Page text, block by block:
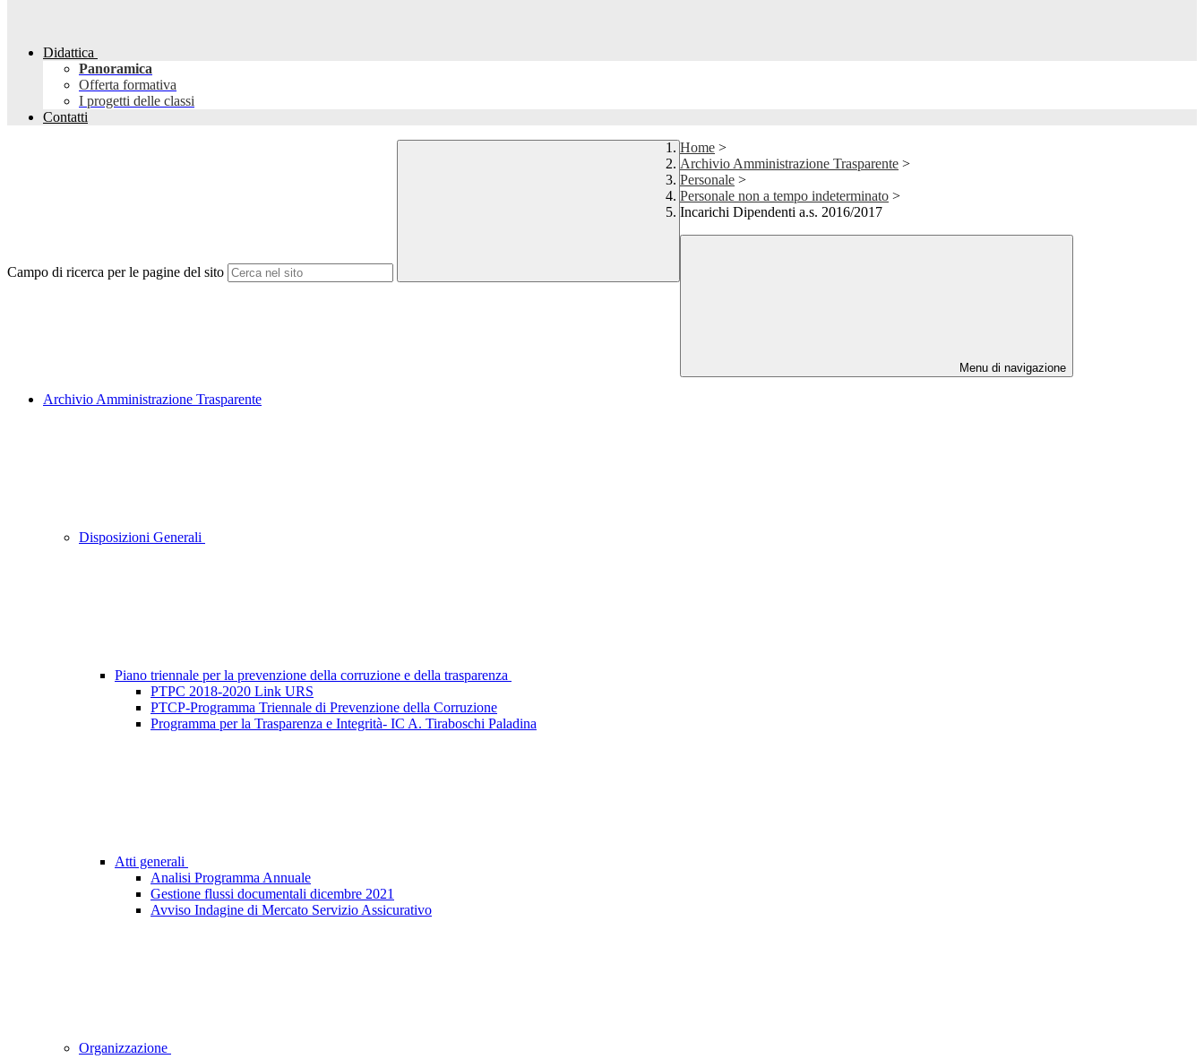
Didattica
Panoramica
Offerta formativa
I progetti delle classi
Contatti
Campo di ricerca per le pagine del sito
Home >
Archivio Amministrazione Trasparente >
Personale >
Personale non a tempo indeterminato >
Incarichi Dipendenti a.s. 2016/2017
Menu di navigazione
Archivio Amministrazione Trasparente
Disposizioni Generali
Piano triennale per la prevenzione della corruzione e della trasparenza
PTPC 2018-2020 Link URS
PTCP-Programma Triennale di Prevenzione della Corruzione
Programma per la Trasparenza e Integrità- IC A. Tiraboschi Paladina
Atti generali
Analisi Programma Annuale
Gestione flussi documentali dicembre 2021
Avviso Indagine di Mercato Servizio Assicurativo
Organizzazione